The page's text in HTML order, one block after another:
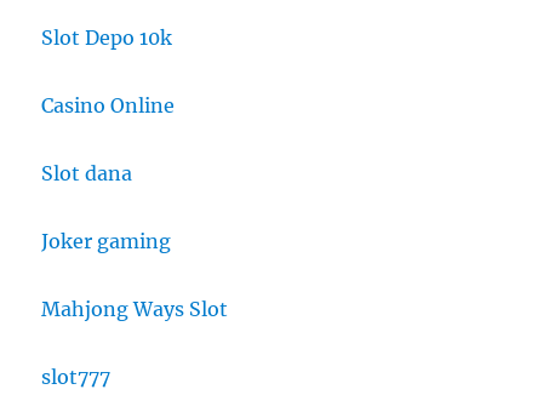
Slot Depo 10k
Casino Online
Slot dana
Joker gaming
Mahjong Ways Slot
slot777